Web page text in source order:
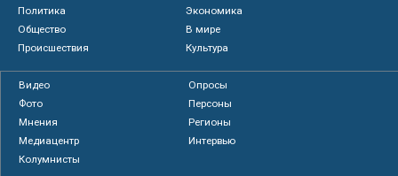
Политика
Экономика
Общество
В мире
Происшествия
Культура
Видео
Опросы
Фото
Персоны
Мнения
Регионы
Медиацентр
Интервью
Колумнисты